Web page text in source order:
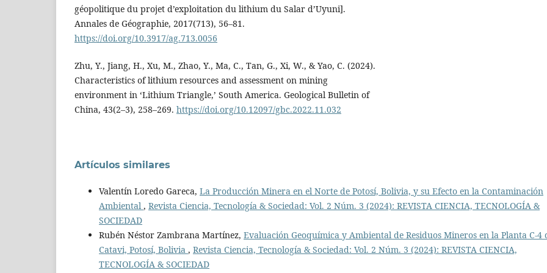
géopolitique du projet d’exploitation du lithium du Salar d’Uyuni].
Annales de Géographie, 2017(713), 56–81.
https://doi.org/10.3917/ag.713.0056
Zhu, Y., Jiang, H., Xu, M., Zhao, Y., Ma, C., Tan, G., Xi, W., & Yao, C. (2024).
Characteristics of lithium resources and assessment on mining
environment in ‘Lithium Triangle,’ South America. Geological Bulletin of
China, 43(2–3), 258–269. https://doi.org/10.12097/gbc.2022.11.032
Artículos similares
Valentín Loredo Gareca, La Producción Minera en el Norte de Potosí, Bolivia, y su Efecto en la Contaminación
Ambiental , Revista Ciencia, Tecnología & Sociedad: Vol. 2 Núm. 3 (2024): REVISTA CIENCIA, TECNOLOGÍA &
SOCIEDAD
Rubén Néstor Zambrana Martínez, Evaluación Geoquímica y Ambiental de Residuos Mineros en la Planta C-4
Catavi, Potosí, Bolivia , Revista Ciencia, Tecnología & Sociedad: Vol. 2 Núm. 3 (2024): REVISTA CIENCIA,
TECNOLOGÍA & SOCIEDAD